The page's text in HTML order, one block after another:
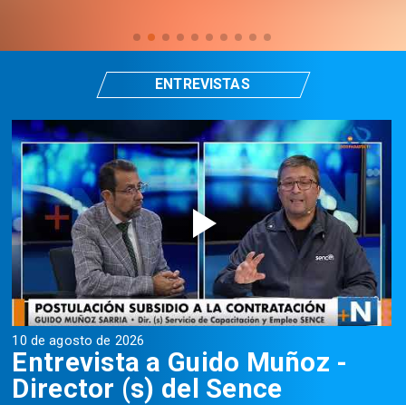
10 de agosto de 2026
Entrevista a Guido Muñoz -
Director (s) del Sence
ENTREVISTAS